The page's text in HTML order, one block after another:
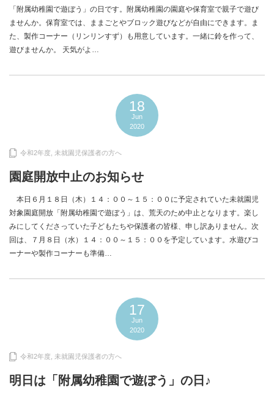
「附属幼稚園で遊ぼう」の日です。附属幼稚園の園庭や保育室で親子で遊び
ませんか。保育室では、ままごとやブロック遊びなどが自由にできます。ま
た、製作コーナー（リンリンすず）も用意しています。一緒に鈴を作って、
遊びませんか。 天気がよ…
18
Jun
2020
令和2年度 未就園児保護者の方へ
園庭開放中止のお知らせ
本日６月１８日（木）１４：００～１５：００に予定されていた未就園児
対象園庭開放「附属幼稚園で遊ぼう」は、荒天のため中止となります。楽し
みにしてくださっていた子どもたちや保護者の皆様、申し訳ありません。次
回は、７月８日（水）１４：００～１５：００を予定しています。水遊びコ
ーナーや製作コーナーも準備…
17
Jun
2020
令和2年度 未就園児保護者の方へ
明日は「附属幼稚園で遊ぼう」の日♪